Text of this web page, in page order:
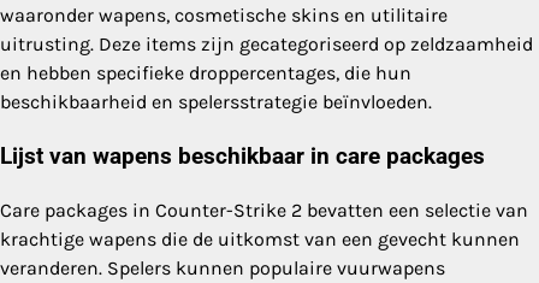
waaronder wapens, cosmetische skins en utilitaire
uitrusting. Deze items zijn gecategoriseerd op zeldzaamheid
en hebben specifieke droppercentages, die hun
beschikbaarheid en spelersstrategie beïnvloeden.
Lijst van wapens beschikbaar in care packages
Care packages in Counter-Strike 2 bevatten een selectie van
krachtige wapens die de uitkomst van een gevecht kunnen
veranderen. Spelers kunnen populaire vuurwapens